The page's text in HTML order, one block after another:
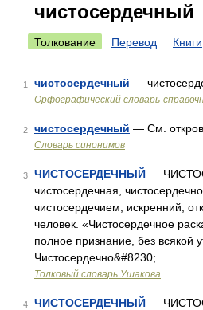
чистосердечный
Толкование Перевод Книги
1 чистосердечный —
Орфографический словарь-
2 чистосердечный — См.
Словарь синонимов
3 ЧИСТОСЕРДЕЧНЫЙ —
чистосердечная,
чистосердечием, искренний,
человек. «Чистосердечное
полное признание, без всякой
Чистосердечно&#8230; …
Толковый словарь Ушакова
4 ЧИСТОСЕРДЕЧНЫЙ —